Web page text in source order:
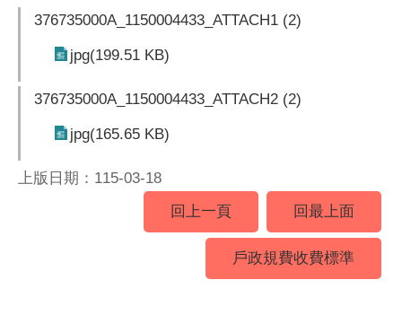
376735000A_1150004433_ATTACH1 (2)
jpg(199.51 KB)
376735000A_1150004433_ATTACH2 (2)
jpg(165.65 KB)
上版日期：115-03-18
回上一頁
回最上面
戶政規費收費標準